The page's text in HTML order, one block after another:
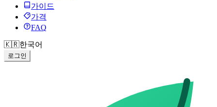
가이드
가격
FAQ
🇰🇷한국어
로그인